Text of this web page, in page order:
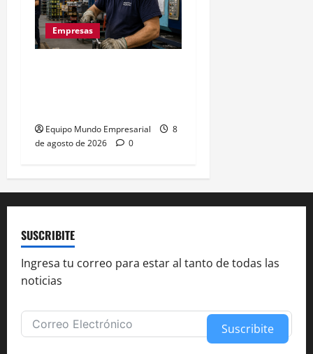
Empresas
Equipo Mundo Empresarial
8
de agosto de 2026
0
SUSCRIBITE
Ingresa tu correo para estar al tanto de todas las
noticias
Suscribite